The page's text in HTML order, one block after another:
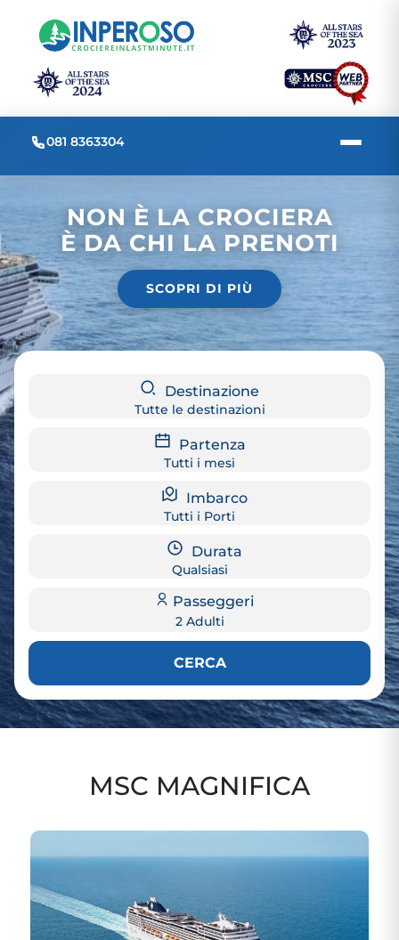
081 8363304
NON È LA CROCIERA
È DA CHI LA PRENOTI
SCOPRI DI PIÙ
Destinazione
Tutte le destinazioni
Partenza
Tutti i mesi
Imbarco
Tutti i Porti
Durata
Qualsiasi
Passeggeri
2 Adulti
CERCA
MSC MAGNIFICA